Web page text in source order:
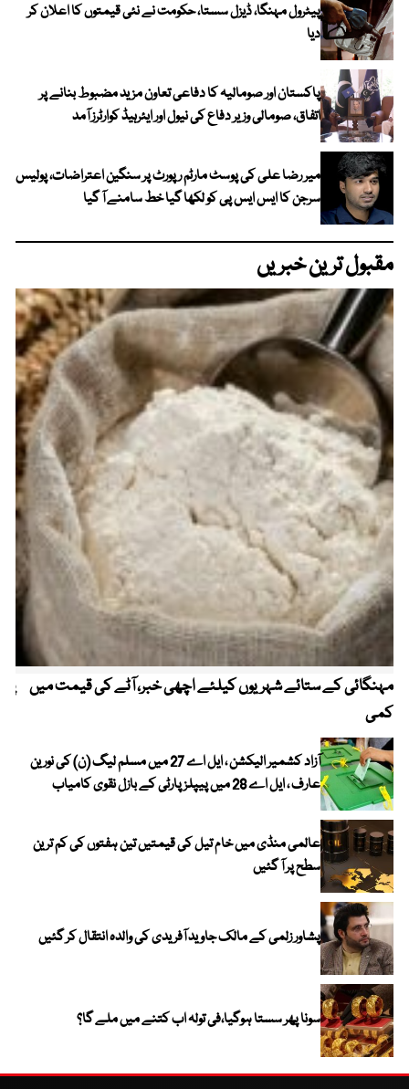
پیٹرول مہنگا، ڈیزل سستا، حکومت نے نئی قیمتوں کا اعلان کر
دیا
پاکستان اور صومالیہ کا دفاعی تعاون مزید مضبوط بنانے پر
اتفاق، صومالی وزیر دفاع کی نیول اور ایئرہیڈ کوارٹرز آمد
میر رضا علی کی پوسٹ مارٹم رپورٹ پر سنگین اعتراضات، پولیس
سرجن کا ایس ایس پی کو لکھا گیا خط سامنے آ گیا
مقبول ترین خبریں
مہنگائی کے ستائے شہریوں کیلئے اچھی خبر، آٹے کی قیمت میں
کمی
آزاد کشمیر الیکشن ، ایل اے 27 میں مسلم لیگ (ن) کی نورین
عارف ، ایل اے 28 میں پیپلز پارٹی کے بازل نقوی کامیاب
عالمی منڈی میں خام تیل کی قیمتیں تین ہفتوں کی کم ترین
سطح پر آ گئیں
پشاور زلمی کے مالک جاوید آفریدی کی والدہ انتقال کر گئیں
سونا پھر سستا ہوگیا،فی تولہ اب کتنے میں ملے گا؟